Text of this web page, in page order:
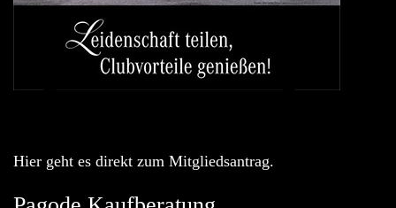
Hier geht es direkt zum Mitgliedsantrag.